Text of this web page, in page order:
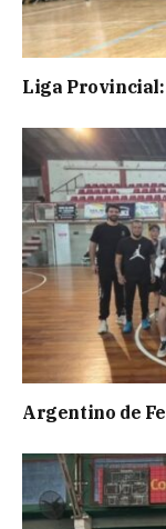
Liga
Argentino de